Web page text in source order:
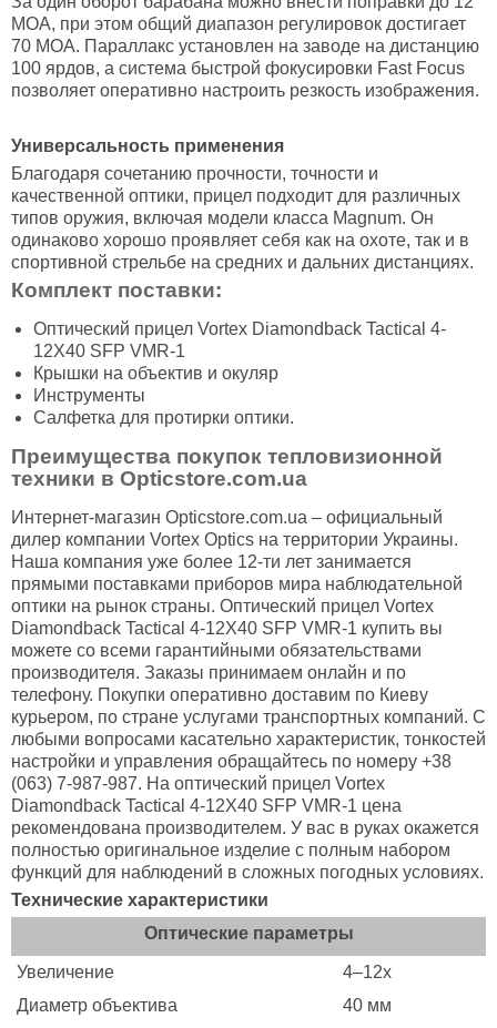
MOA, при этом общий диапазон регулировок достигает
70 MOA. Параллакс установлен на заводе на дистанцию
100 ярдов, а система быстрой фокусировки Fast Focus
позволяет оперативно настроить резкость изображения.
Универсальность применения
Благодаря сочетанию прочности, точности и
качественной оптики, прицел подходит для различных
типов оружия, включая модели класса Magnum. Он
одинаково хорошо проявляет себя как на охоте, так и в
спортивной стрельбе на средних и дальних дистанциях.
Комплект поставки:
Оптический прицел Vortex Diamondback Tactical 4-
12X40 SFP VMR-1
Крышки на объектив и окуляр
Инструменты
Салфетка для протирки оптики.
Преимущества покупок тепловизионной
техники в Opticstore.com.ua
Интернет-магазин Opticstore.com.ua – официальный
дилер компании Vortex Optics на территории Украины.
Наша компания уже более 12-ти лет занимается
прямыми поставками приборов мира наблюдательной
оптики на рынок страны. Оптический прицел Vortex
Diamondback Tactical 4-12X40 SFP VMR-1 купить вы
можете со всеми гарантийными обязательствами
производителя. Заказы принимаем онлайн и по
телефону. Покупки оперативно доставим по Киеву
курьером, по стране услугами транспортных компаний. С
любыми вопросами касательно характеристик, тонкостей
настройки и управления обращайтесь по номеру +38
(063) 7-987-987. На оптический прицел Vortex
Diamondback Tactical 4-12X40 SFP VMR-1 цена
рекомендована производителем. У вас в руках окажется
полностью оригинальное изделие с полным набором
функций для наблюдений в сложных погодных условиях.
Технические характеристики
Оптические параметры
Увеличение
4–12x
Диаметр объектива
40 мм